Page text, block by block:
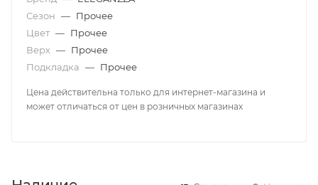
Сезон — Прочее
Цвет — Прочее
Верх — Прочее
Подкладка — Прочее
Цена действительна только для интернет-магазина и
может отличаться от цен в розничных магазинах